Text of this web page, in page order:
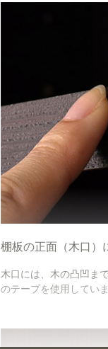
棚板の正面（木口）
木口には、木の凸凹ま
のテープを使用していま